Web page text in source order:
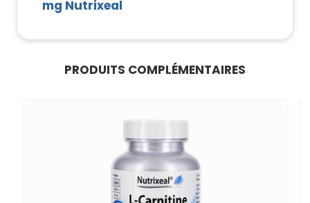
mg Nutrixeal
PRODUITS COMPLÉMENTAIRES